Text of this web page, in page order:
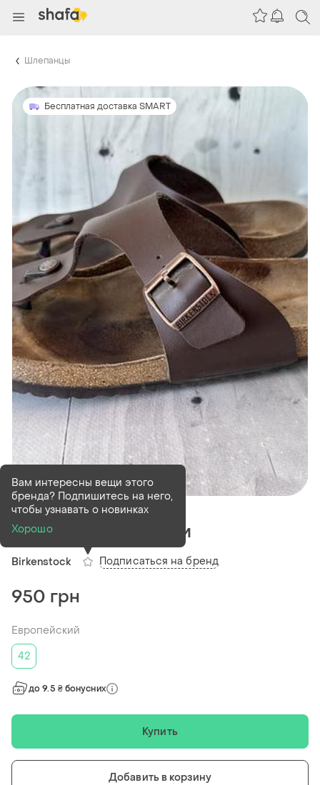
Шлепанцы
Бесплатная доставка SMART
В наличии 1 шт
Birkenstock шльопки
Birkenstock
Вам интересны вещи этого
бренда? Подпишитесь на него,
чтобы узнавать о новинках
Хорошо
Подписаться на бренд
950 грн
Европейский
42
до 9.5 ₴ бонусних
Купить
Добавить в корзину